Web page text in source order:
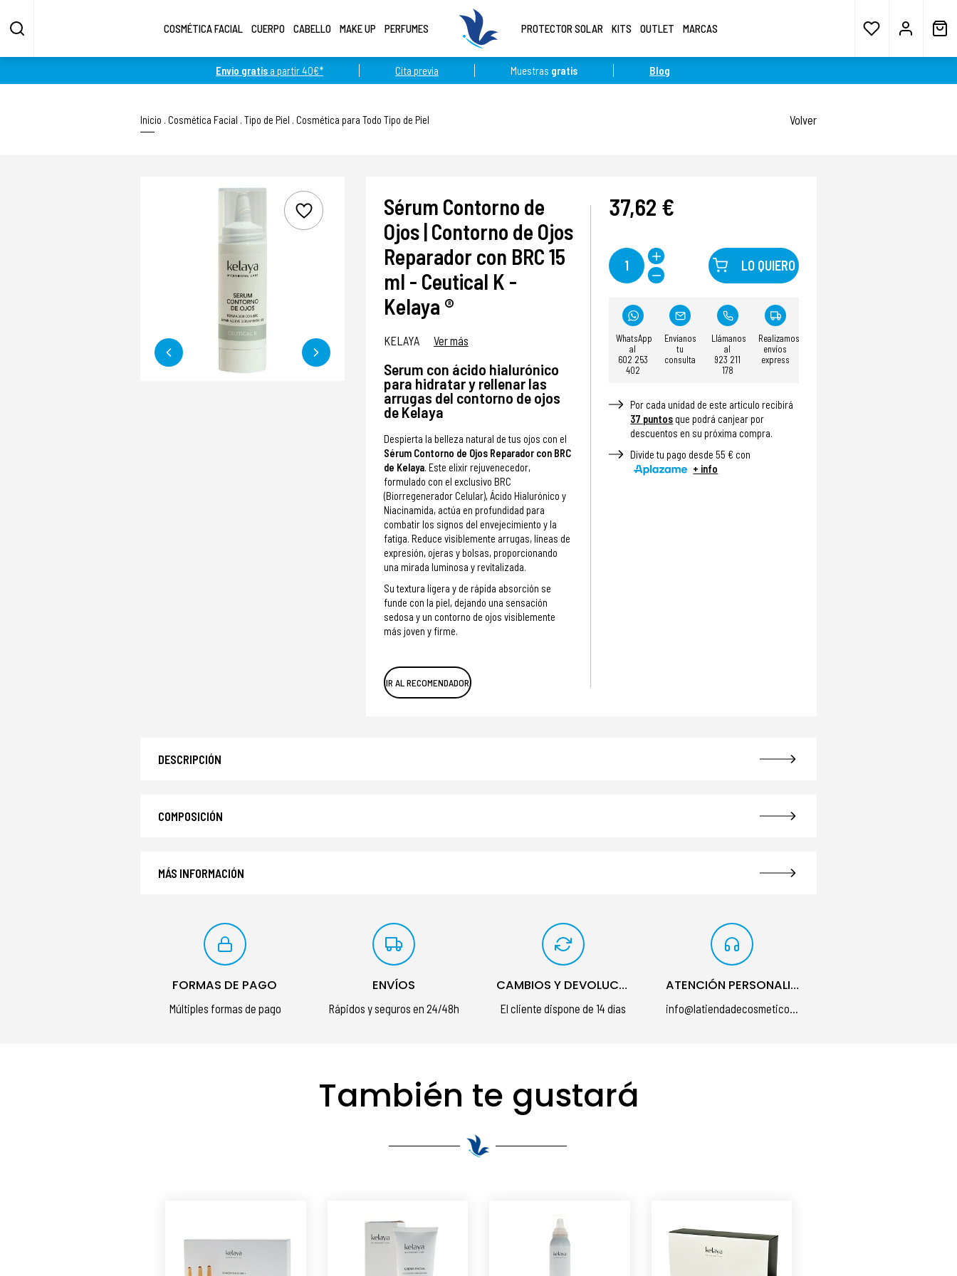
Envío gratis a partir 40€* Cita previa Muestras gratis Blog
COSMÉTICA FACIAL CUERPO CABELLO MAKE UP PERFUMES PROTECTOR SOLAR KITS OUTLET MARCAS
Inicio Cosmética Facial Tipo de Piel Cosmética para Todo Tipo de Piel Volver
Sérum Contorno de
Ojos | Contorno de Ojos
Reparador con BRC 15
ml - Ceutical K -
Kelaya ®
KELAYA Ver más
Serum con ácido hialurónico
para hidratar y rellenar las
arrugas del contorno de ojos
de Kelaya
Despierta la belleza natural de tus ojos con el
Sérum Contorno de Ojos Reparador con BRC
de Kelaya. Este elixir rejuvenecedor,
formulado con el exclusivo BRC
(Biorregenerador Celular), Ácido Hialurónico y
Niacinamida, actúa en profundidad para
combatir los signos del envejecimiento y la
fatiga. Reduce visiblemente arrugas, líneas de
expresión, ojeras y bolsas, proporcionando
una mirada luminosa y revitalizada.
Su textura ligera y de rápida absorción se
funde con la piel, dejando una sensación
sedosa y un contorno de ojos visiblemente
más joven y firme.
IR AL RECOMENDADOR
37,62 €
1 LO QUIERO
WhatsApp
al
602 253
402
Envíanos
tu
consulta
Llámanos
al
923 211
178
Realizamos
envíos
express
Por cada unidad de este articulo recibirá
37 puntos que podrá canjear por
descuentos en su próxima compra.
Divide tu pago desde 55 € con
+ info
DESCRIPCIÓN
COMPOSICIÓN
MÁS INFORMACIÓN
FORMAS DE PAGO
Múltiples formas de pago
ENVÍOS
Rápidos y seguros en 24/48h
CAMBIOS Y DEVOLUCIONES
El cliente dispone de 14 días
ATENCIÓN PERSONALIZADA
info@latiendadecosmeticos.com
También te gustará